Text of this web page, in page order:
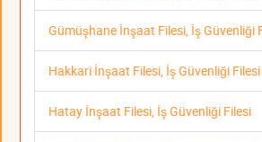
Gümüşhane İnşaat Filesi, İş Güvenliği
Hakkari İnşaat Filesi, İş Güvenliği Filesi
Hatay İnşaat Filesi, İş Güvenliği Filesi